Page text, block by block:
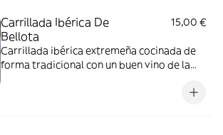
Carrillada Ibérica De
Bellota
15,00 €
Carrillada ibérica extremeña cocinada de
forma tradicional con un buen vino de la